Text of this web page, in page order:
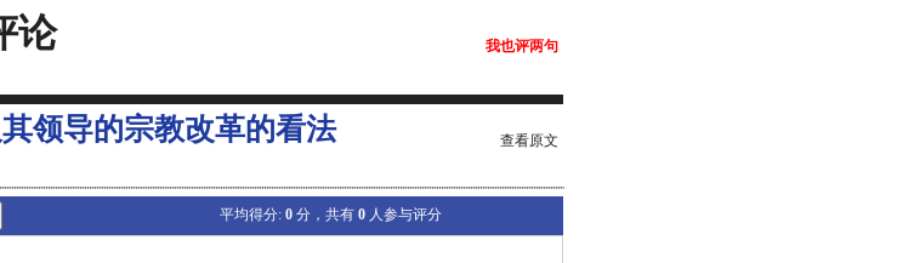
论 我也评两句
领导的宗教改革的看法 查看原文
平均得分: 0 分，共有 0 人参与评分